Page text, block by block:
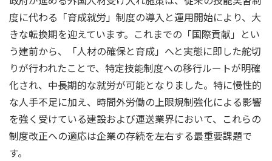
度に代わる「育成就労」制度の導入と運用開始により、大
きな転換期を迎えています。これまでの「国際貢献」とい
う建前から、「人材の確保と育成」へと実態に即した舵切
りが行われたことで、特定技能制度への移行ルートが明確
化され、中長期的な就労が可能となりました。特に慢性的
な人手不足に加え、時間外労働の上限規制強化による影響
を強く受けている建設および運送業界において、これらの
制度改正への適応は企業の存続を左右する最重要課題で
す。